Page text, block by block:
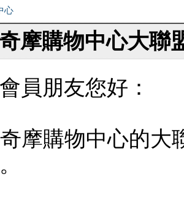
摩購物中心大聯
員朋友您好：
摩購物中心的大